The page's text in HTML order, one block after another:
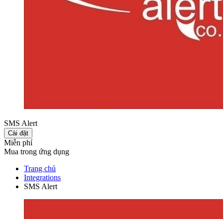
SMS Alert
Cài đặt
Miễn phí
Mua trong ứng dụng
Trang chủ
Integrations
SMS Alert